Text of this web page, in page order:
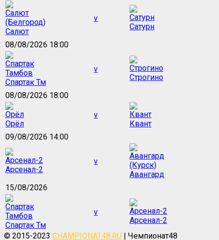
Салют
v
Сатурн
08/08/2026 18:00
Спартак Тм
v
Строгино
08/08/2026 18:00
Орёл
v
Квант
09/08/2026 14:00
Арсенал-2
v
Авангард
15/08/2026
Спартак Тм
v
Арсенал-2
© 2015-2023 CHAMPIONAT48.RU | Чемпионат48